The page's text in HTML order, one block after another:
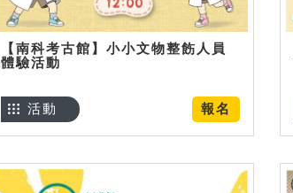
【南科考古館】小小文物整飭人員
體驗活動
報名
活動